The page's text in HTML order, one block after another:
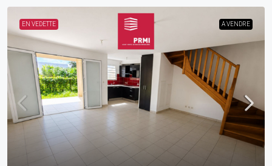
EN VEDETTE A VENDRE